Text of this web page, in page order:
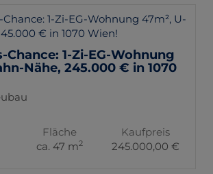
Chance: 1-Zi-EG-Wohnung
Nähe, 245.000 € in 1070
Fläche
ca. 47 m2
Kaufpreis
245.000,00 €